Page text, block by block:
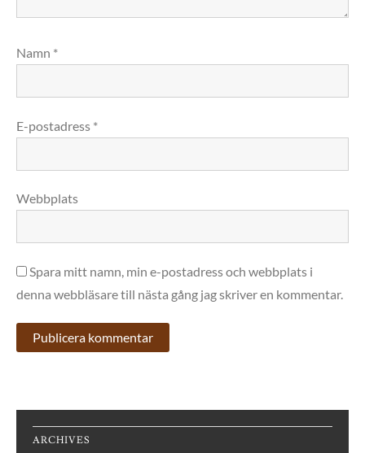
Namn *
E-postadress *
Webbplats
Spara mitt namn, min e-postadress och webbplats i
denna webbläsare till nästa gång jag skriver en kommentar.
ARCHIVES